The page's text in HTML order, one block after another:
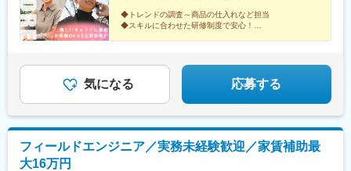
ヵ月から昇給可能◎★MOREに転職した多くの先輩が年収UP！…
年収事例…年収650万円／29歳／入社1年半年収780万円／30歳／
入社3年
◆トレンドの調査～商品の仕入れなど担当
◆スキルに合わせた研修制度で安心！
気になる 応募する
フィールドエンジニア／実務未経験歓迎／家賃補助最
大16万円